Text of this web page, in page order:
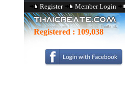
Register Member Login
Registered : 109,038